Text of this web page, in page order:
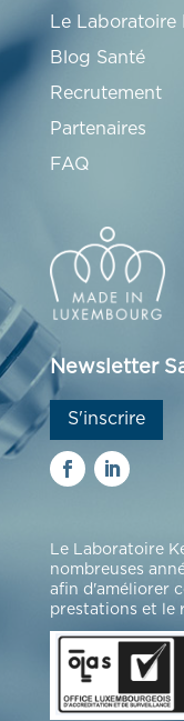
Le Laboratoire
Blog Santé
Recrutement
Partenaires
FAQ
Newsletter
S'inscrire
Le Laboratoire
nombreuses
afin d'améliorer
prestations et le